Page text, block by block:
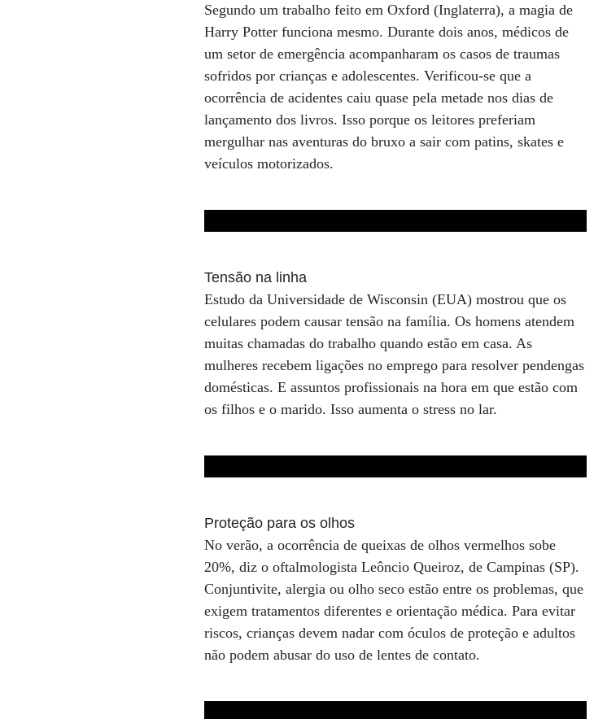
Segundo um trabalho feito em Oxford (Inglaterra), a magia de
Harry Potter funciona mesmo. Durante dois anos, médicos de
um setor de emergência acompanharam os casos de traumas
sofridos por crianças e adolescentes. Verificou-se que a
ocorrência de acidentes caiu quase pela metade nos dias de
lançamento dos livros. Isso porque os leitores preferiam
mergulhar nas aventuras do bruxo a sair com patins, skates e
veículos motorizados.
Tensão na linha
Estudo da Universidade de Wisconsin (EUA) mostrou que os
celulares podem causar tensão na família. Os homens atendem
muitas chamadas do trabalho quando estão em casa. As
mulheres recebem ligações no emprego para resolver pendengas
domésticas. E assuntos profissionais na hora em que estão com
os filhos e o marido. Isso aumenta o stress no lar.
Proteção para os olhos
No verão, a ocorrência de queixas de olhos vermelhos sobe
20%, diz o oftalmologista Leôncio Queiroz, de Campinas (SP).
Conjuntivite, alergia ou olho seco estão entre os problemas, que
exigem tratamentos diferentes e orientação médica. Para evitar
riscos, crianças devem nadar com óculos de proteção e adultos
não podem abusar do uso de lentes de contato.